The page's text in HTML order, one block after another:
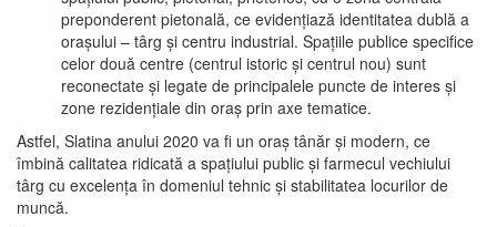
preponderent pietonală, ce evidenţiază identitatea dublă a
oraşului – târg şi centru industrial. Spaţiile publice specifice
celor două centre (centrul istoric şi centrul nou) sunt
reconectate şi legate de principalele puncte de interes şi
zone rezidenţiale din oraş prin axe tematice.
Astfel, Slatina anului 2020 va fi un oraş tânăr şi modern, ce
îmbină calitatea ridicată a spaţiului public şi farmecul vechiului
târg cu excelenţa în domeniul tehnic şi stabilitatea locurilor de
muncă.